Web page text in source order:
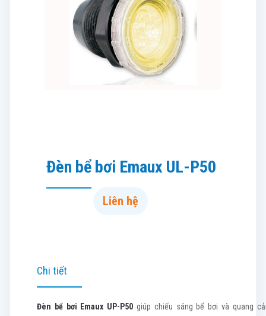
Đèn bể bơi Emaux UL-P50
Liên hệ
Chi tiết
Đèn bể bơi Emaux UP-P50 giúp chiếu sáng bể bơi và quang